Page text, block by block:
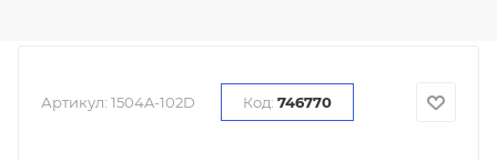
Артикул: 1504A-102D Код: 746770